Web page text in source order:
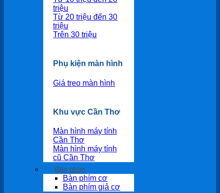
triệu
Từ 20 triệu đến 30
triệu
Trên 30 triệu
Phụ kiện màn hình
Giá treo màn hình
Khu vực Cần Thơ
Màn hình máy tính
Cần Thơ
Màn hình máy tính
cũ Cần Thơ
Bàn phím
Bàn phím cơ
Bàn phím giả cơ